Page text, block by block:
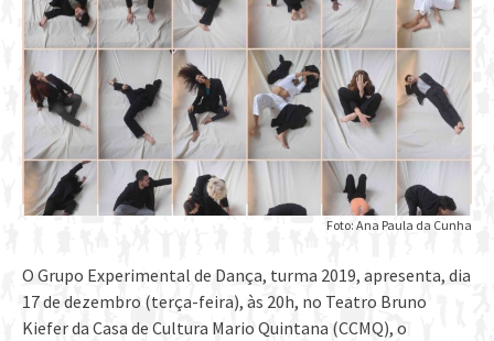
Foto: Ana Paula da Cunha
O Grupo Experimental de Dança, turma 2019, apresenta, dia
17 de dezembro (terça-feira), às 20h, no Teatro Bruno
Kiefer da Casa de Cultura Mario Quintana (CCMQ), o